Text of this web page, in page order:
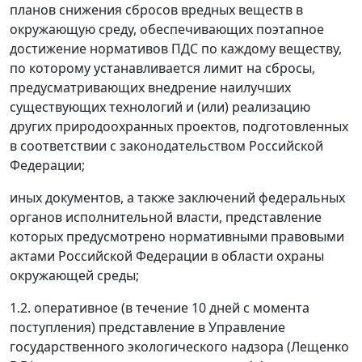
планов снижения сбросов вредных веществ в
окружающую среду, обеспечивающих поэтапное
достижение нормативов ПДС по каждому веществу,
по которому устанавливается лимит на сбросы,
предусматривающих внедрение наилучших
существующих технологий и (или) реализацию
других природоохранных проектов, подготовленных
в соответствии с законодательством Российской
Федерации;
иных документов, а также заключений федеральных
органов исполнительной власти, представление
которых предусмотрено нормативными правовыми
актами Российской Федерации в области охраны
окружающей среды;
1.2. оперативное (в течение 10 дней с момента
поступления) представление в Управление
государственного экологического надзора (Лещенко